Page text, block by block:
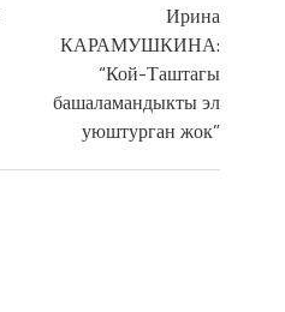
Ирина
КАРАМУШКИНА:
“Кой-Таштагы
башаламандыкты эл
уюштурган жок”